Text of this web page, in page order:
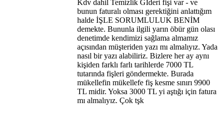
Kdv dahil Temizlik Gİderi fişi var - ve
bunun faturalı olması gerektiğini anlattığım
halde İŞLE SORUMLULUK BENİM
demekte. Bununla ilgili yarın öbür gün olası
denetimde kendimizi sağlama almamız
açısından müşteriden yazı mı almalıyız. Yada
nasıl bir yazı alabiliriz. Bizlere her ay aynı
kişiden farklı farlı tarihlerde 7000 TL
tutarında fişleri göndermekte. Burada
mükellefin mükellefe fiş kesme sınırı 9900
TL midir. Yoksa 3000 TL yi aştığı için fatura
mı almalıyız. Çok tşk